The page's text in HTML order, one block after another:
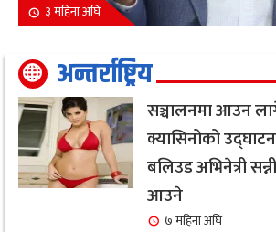
३ महिना अघि
अन्तर्राष्ट्रिय
सञ्चालनमा आउन
क्यासिनोको
बलिउड अभिनेत्री
आउने
७ महिना अघि